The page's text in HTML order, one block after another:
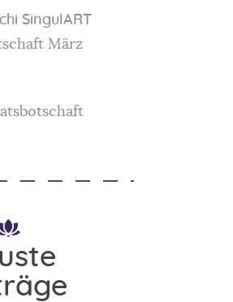
SingulART
März